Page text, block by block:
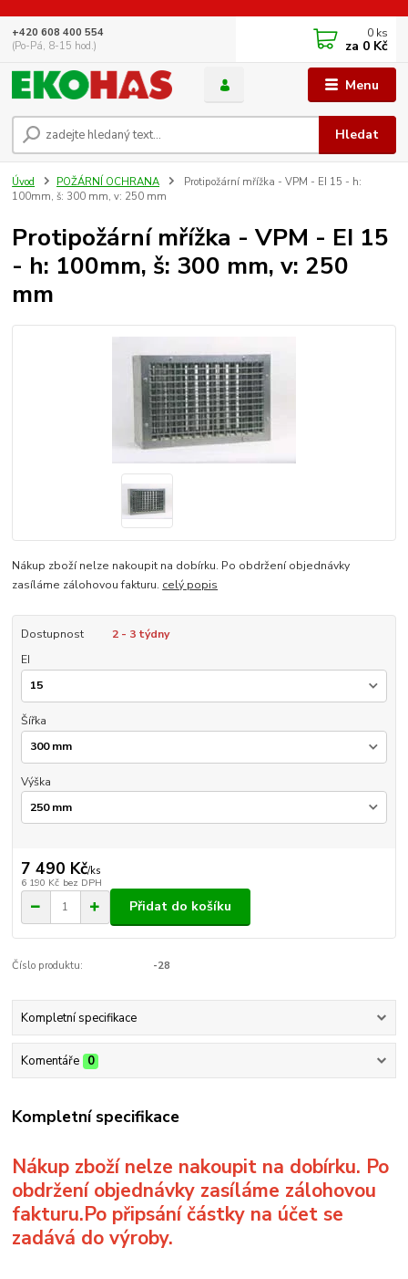
Menu
Hledat
+420 608 400 554
(Po-Pá, 8-15 hod.)
0 ks
za 0 Kč
Úvod POŽÁRNÍ OCHRANA
Protipožární mřížka - VPM - EI 15 - h:
100mm, š: 300 mm, v: 250 mm
Protipožární mřížka - VPM - EI 15
- h: 100mm, š: 300 mm, v: 250
mm
Nákup zboží nelze nakoupit na dobírku. Po obdržení objednávky
zasíláme zálohovou fakturu. celý popis
Dostupnost
2 - 3 týdny
EI
Šířka
Výška
7 490 Kč/ks
6 190 Kč bez DPH
Přidat do košíku
Číslo produktu: -28
Kompletní specifikace
Komentáře 0
Kompletní specifikace
Nákup zboží nelze nakoupit na dobírku. Po
obdržení objednávky zasíláme zálohovou
fakturu.Po připsání částky na účet se
zadává do výroby.